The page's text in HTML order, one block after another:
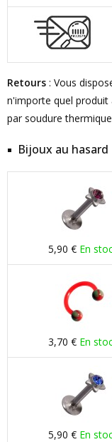
Retours : Vous
n'importe quel produit
par soudure
Bijoux au hasard
5,90 € En
3,70 € En
5,90 € En